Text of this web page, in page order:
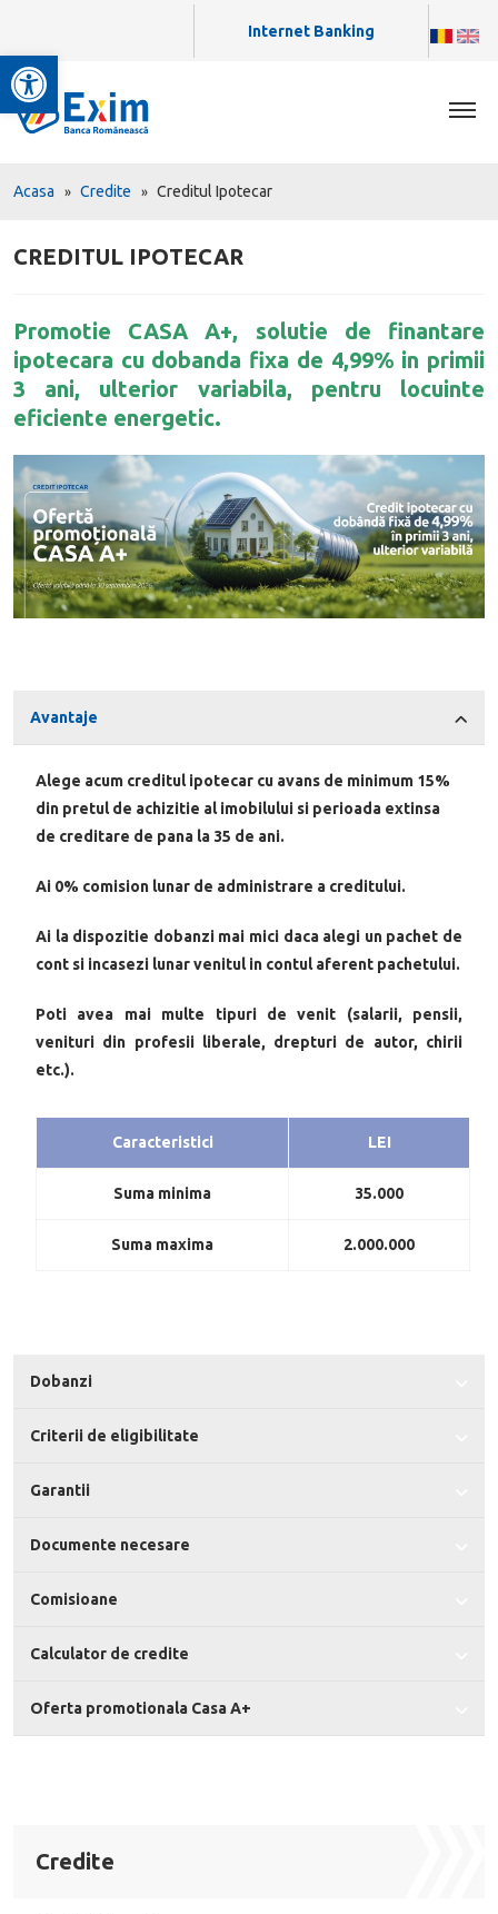
Deschide bara de unelte
Internet Banking
Acasa Credite Creditul Ipotecar
Credite
CREDITUL IPOTECAR
Promotie CASA A+, solutie de finantare
ipotecara cu dobanda fixa de 4,99% in primii
3 ani, ulterior variabila, pentru locuinte
eficiente energetic.
Avantaje
Alege acum creditul ipotecar cu avans de minimum 15%
din pretul de achizitie al imobilului si perioada extinsa
de creditare de pana la 35 de ani.
Ai 0% comision lunar de administrare a creditului.
Ai la dispozitie dobanzi mai mici daca alegi un pachet de
cont si incasezi lunar venitul in contul aferent pachetului.
Poti avea mai multe tipuri de venit (salarii, pensii,
venituri din profesii liberale, drepturi de autor, chirii
etc.).
Caracteristici LEI
Suma minima 35.000
Suma maxima 2.000.000
Dobanzi
Criterii de eligibilitate
Garantii
Documente necesare
Comisioane
Calculator de credite
Oferta promotionala Casa A+